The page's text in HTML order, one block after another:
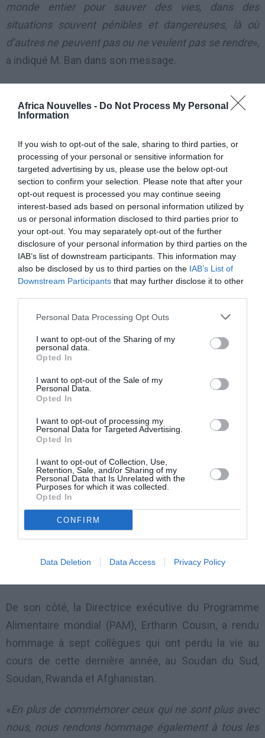
Africa Nouvelles - Do Not Process My Personal
Information
If you wish to opt-out of the sale, sharing to third parties, or
processing of your personal or sensitive information for
targeted advertising by us, please use the below opt-out
section to confirm your selection. Please note that after your
opt-out request is processed you may continue seeing
interest-based ads based on personal information utilized by
us or personal information disclosed to third parties prior to
your opt-out. You may separately opt-out of the further
disclosure of your personal information by third parties on the
IAB’s list of downstream participants. This information may
also be disclosed by us to third parties on the IAB’s List of
Downstream Participants that may further disclose it to other
Personal Data Processing Opt Outs
I want to opt-out of the Sharing of my
personal data.
Opted In
I want to opt-out of the Sale of my
Personal Data.
Opted In
I want to opt-out of processing my
Personal Data for Targeted Advertising.
Opted In
I want to opt-out of Collection, Use,
Retention, Sale, and/or Sharing of my
Personal Data that Is Unrelated with the
Purposes for which it was collected.
Opted In
CONFIRM
Data Deletion Data Access Privacy Policy
monde entier pour sauver des vies, dans des
situations souvent pénibles et dangereuses, là où
d’autres ne peuvent pas ou ne veulent pas se rendre»,
a indiqué M. Ban dans son message.
l’attentat terroriste perpétré contre le bureau des
spécial du Secrétaire général, Sergio Vieira de Mello,
et 21 autres collègues et partenaires de l’Organisation
des Nations Unies ont été tués. C’est en partie pour
que cette tragédie ne soit jamais oubliée que la
Journée a été proclamée.
Sergio était un ardent défenseur des valeurs et de la
mission de l’Organisation des Nations Unies. Il a
laissé un souvenir impérissable à tous ceux qui l’ont
rencontré et il est venu en aide à des millions de
personnes pauvres et vulnérables au cours de la vie
qu’il a consacrée au service de l’Organisation sur
plusieurs continents. Sa disparition a été une perte
suscité un grand nombre de vocations parmi des
jeunes, qui se sont lancés dans l’aide humanitaire
rappelé le Secrétaire général.
À une époque où les problèmes sont mondiaux, les
peuples et pays se doivent, selon M. Ban, d’œuvrer de
concert à la cause commune de la paix, de la justice,
de la dignité et du développement.
C’est là le fondement de l’esprit humanitaire, et de
l’impératif humanitaire de l’Organisation des Nations
De son côté, la Directrice exécutive du Programme
Alimentaire mondial (PAM), Ertharin Cousin, a rendu
hommage à sept collègues qui ont perdu la vie au
cours de cette dernière année, au Soudan du Sud,
Soudan, Rwanda et Afghanistan.
«En plus de commémorer ceux qui ne sont plus avec
nous, nous rendons hommage également à tous les